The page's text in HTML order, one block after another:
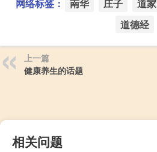
网络标签： 南华 庄子 道家
道德经
上一篇
健康养生的话题
相关问题